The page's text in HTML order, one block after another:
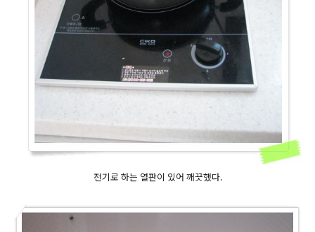
전기로 하는 열판이 있어 깨끗했다.